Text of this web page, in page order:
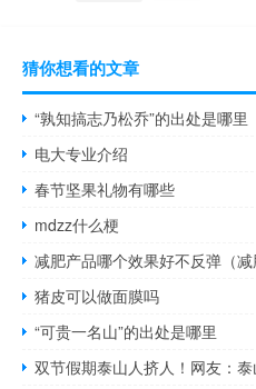
猜你想看的文章
“孰知搞志乃松乔”的出处是哪里
电大专业介绍
春节坚果礼物有哪些
mdzz什么梗
减肥产品哪个效果好不反弹（减
猪皮可以做面膜吗
“可贵一名山”的出处是哪里
双节假期泰山人挤人！网友：